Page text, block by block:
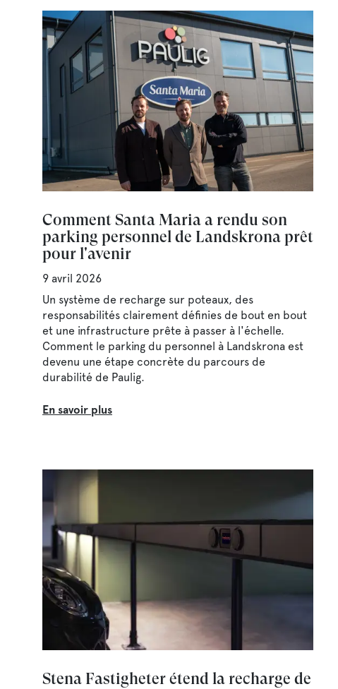
Comment Santa Maria a rendu son
parking personnel de Landskrona prêt
pour l'avenir
9 avril 2026
Un système de recharge sur poteaux, des
responsabilités clairement définies de bout en bout
et une infrastructure prête à passer à l'échelle.
Comment le parking du personnel à Landskrona est
devenu une étape concrète du parcours de
durabilité de Paulig.
En savoir plus
Stena Fastigheter étend la recharge de